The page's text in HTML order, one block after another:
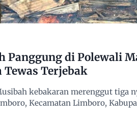
Panggung di Polewali
Terjebak
kebakaran merenggut tiga
Kecamatan Limboro,